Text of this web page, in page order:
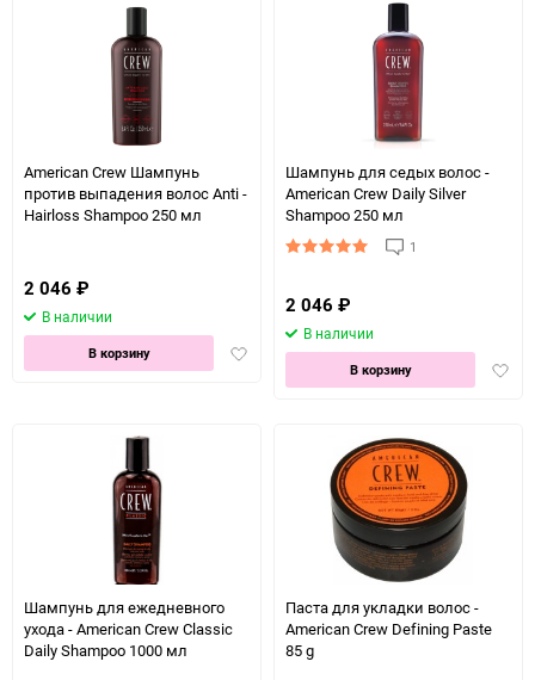
American Crew Шампунь
против выпадения волос Anti -
Hairloss Shampoo 250 мл
2 046 ₽
В наличии
Добавить
В корзину
Шампунь для седых волос -
American Crew Daily Silver
Shampoo 250 мл
1
2 046 ₽
В наличии
В корзину
Шампунь для ежедневного
ухода - American Crew Classic
Daily Shampoo 1000 мл
Паста для укладки волос -
American Crew Defining Paste
85 g